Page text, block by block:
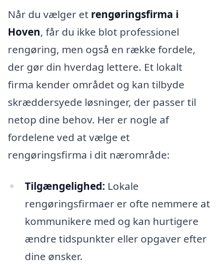
Når du vælger et rengøringsfirma i
Hoven, får du ikke blot professionel
rengøring, men også en række fordele,
der gør din hverdag lettere. Et lokalt
firma kender området og kan tilbyde
skræddersyede løsninger, der passer til
netop dine behov. Her er nogle af
fordelene ved at vælge et
rengøringsfirma i dit nærområde:
Tilgængelighed: Lokale
rengøringsfirmaer er ofte nemmere at
kommunikere med og kan hurtigere
ændre tidspunkter eller opgaver efter
dine ønsker.